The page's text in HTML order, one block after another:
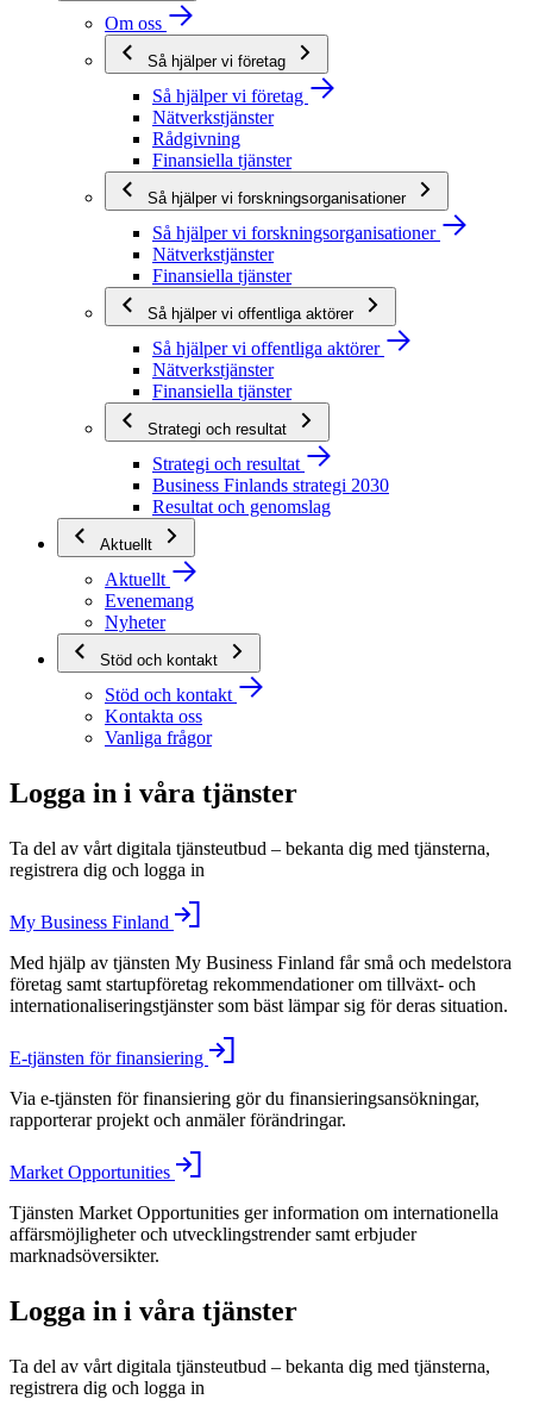
Om oss
Så hjälper vi företag
Så hjälper vi företag
Nätverkstjänster
Rådgivning
Finansiella tjänster
Så hjälper vi forskningsorganisationer
Så hjälper vi forskningsorganisationer
Nätverkstjänster
Finansiella tjänster
Så hjälper vi offentliga aktörer
Så hjälper vi offentliga aktörer
Nätverkstjänster
Finansiella tjänster
Strategi och resultat
Strategi och resultat
Business Finlands strategi 2030
Resultat och genomslag
Aktuellt
Aktuellt
Evenemang
Nyheter
Stöd och kontakt
Stöd och kontakt
Kontakta oss
Vanliga frågor
Logga in i våra tjänster
Ta del av vårt digitala tjänsteutbud – bekanta dig med tjänsterna,
registrera dig och logga in
My Business Finland
Med hjälp av tjänsten My Business Finland får små och medelstora
företag samt startupföretag rekommendationer om tillväxt- och
internationaliseringstjänster som bäst lämpar sig för deras situation.
E-tjänsten för finansiering
Via e-tjänsten för finansiering gör du finansieringsansökningar,
rapporterar projekt och anmäler förändringar.
Market Opportunities
Tjänsten Market Opportunities ger information om internationella
affärsmöjligheter och utvecklingstrender samt erbjuder
marknadsöversikter.
Logga in i våra tjänster
Ta del av vårt digitala tjänsteutbud – bekanta dig med tjänsterna,
registrera dig och logga in